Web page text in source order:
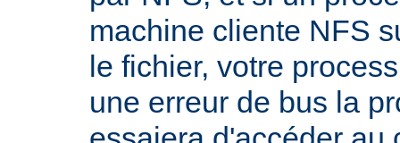
machine cliente NFS
le fichier, votre
une erreur de bus la